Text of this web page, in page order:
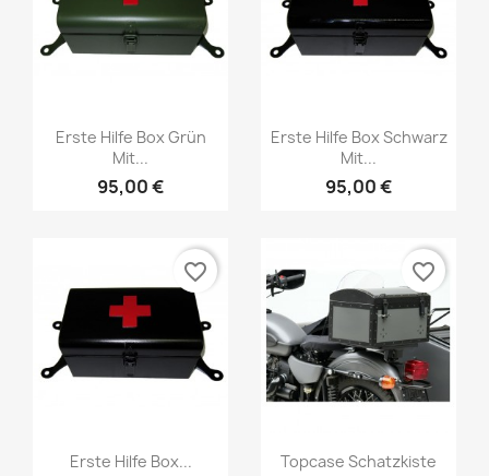
Erste Hilfe Box Grün
Mit...
95,00 €
Erste Hilfe Box Schwarz
Mit...
95,00 €
Erste Hilfe Box...
favorite_border
Topcase Schatzkiste
favorite_border